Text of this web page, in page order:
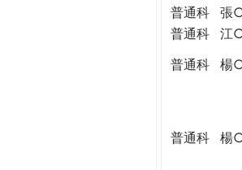
普通科
張
普通科
江
普通科
楊
普通科
楊